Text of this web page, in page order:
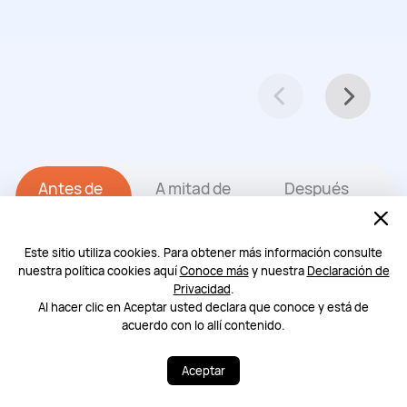
Este sitio utiliza cookies. Para obtener más información consulte
nuestra política cookies aquíConoce másy nuestraDeclaración de
Privacidad.
Al hacer clic en Aceptar usted declara que conoce y está de
acuerdo con lo allí contenido.
Aceptar
Antes de
A mitad de
Después
Más de 100